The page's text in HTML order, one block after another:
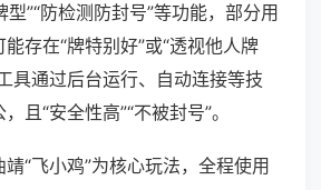
型”“防检测防封号”等功能，部分用
存在“牌特别好”或“透视他人牌
具通过后台运行、自动连接等技
且“安全性高”“不被封号”。
“飞小鸡”为核心玩法，全程使用